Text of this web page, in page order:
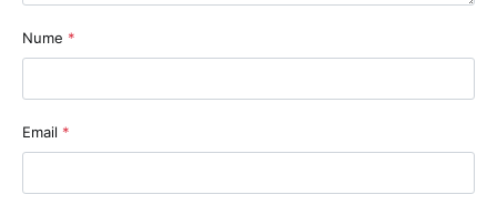
Nume *
Email *